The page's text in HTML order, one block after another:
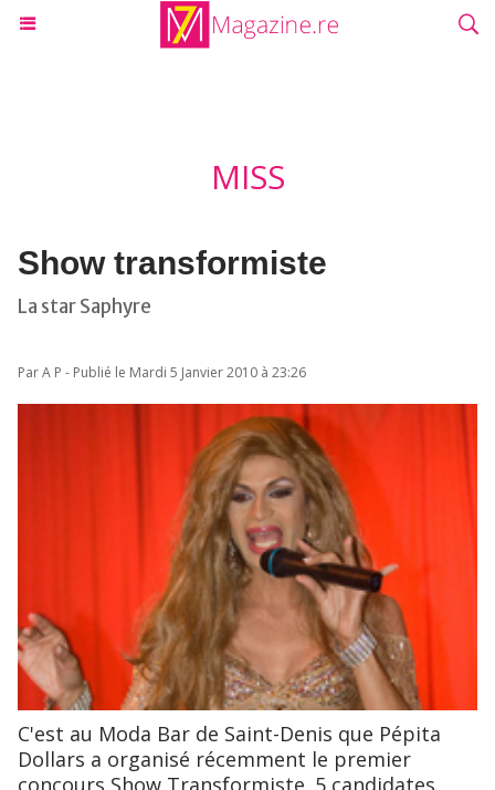
MISS
Show transformiste
La star Saphyre
Par A P - Publié le Mardi 5 Janvier 2010 à 23:26
C'est au Moda Bar de Saint-Denis que Pépita
Dollars a organisé récemment le premier
concours Show Transformiste. 5 candidates